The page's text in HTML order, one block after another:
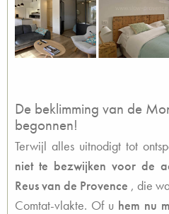
De beklimming van de
begonnen!
Terwijl alles uitnodigt tot
niet te bezwijken voor de
Reus van de Provence , die
Comtat-vlakte. Of u hem nu